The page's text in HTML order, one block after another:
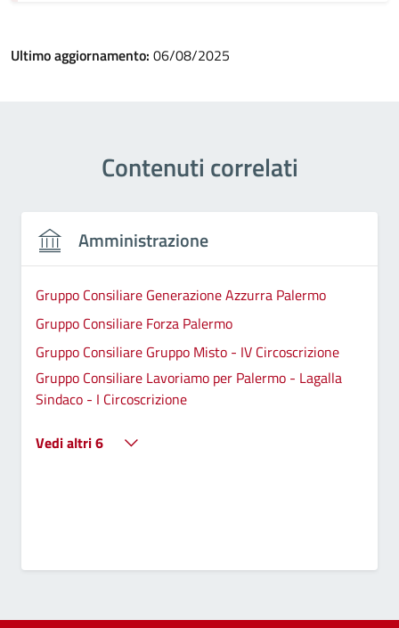
Ultimo aggiornamento: 06/08/2025
Contenuti correlati
Amministrazione
Gruppo Consiliare Generazione Azzurra Palermo
Gruppo Consiliare Forza Palermo
Gruppo Consiliare Gruppo Misto - IV Circoscrizione
Gruppo Consiliare Lavoriamo per Palermo - Lagalla
Sindaco - I Circoscrizione
Vedi altri 6